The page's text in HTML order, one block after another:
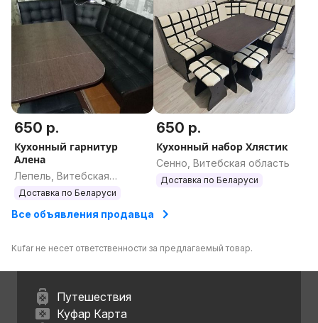
650 р.
Кухонный гарнитур
Алена
Лепель, Витебская
область
Доставка по Беларуси
650 р.
Кухонный набор Хлястик
Сенно, Витебская область
Доставка по Беларуси
Все объявления продавца
Kufar не несет ответственности за предлагаемый товар.
Путешествия
Куфар Карта